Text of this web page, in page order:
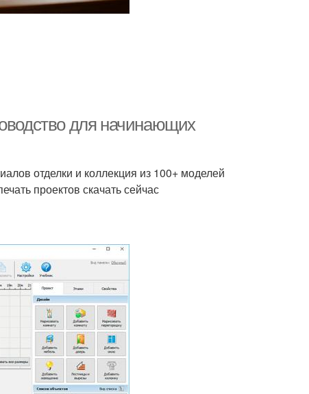
для начинающих
отделки и коллекция из 100+ моделей
проектов скачать сейчас